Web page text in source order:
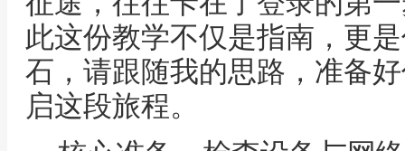
此这份教学不仅是指南，更
石，请跟随我的思路，准备
启这段旅程。